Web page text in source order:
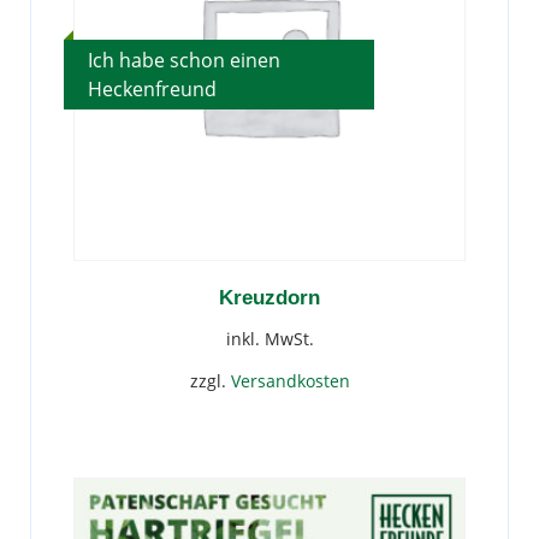
Optionen
können
auf
Produktseite
Ich habe schon einen
Heckenfreund
Kreuzdorn
inkl. MwSt.
zzgl. Versandkosten
mehrere